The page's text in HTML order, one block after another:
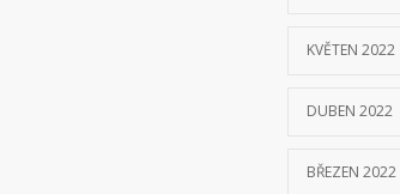
KVĚTEN 2022
DUBEN 2022
BŘEZEN 2022